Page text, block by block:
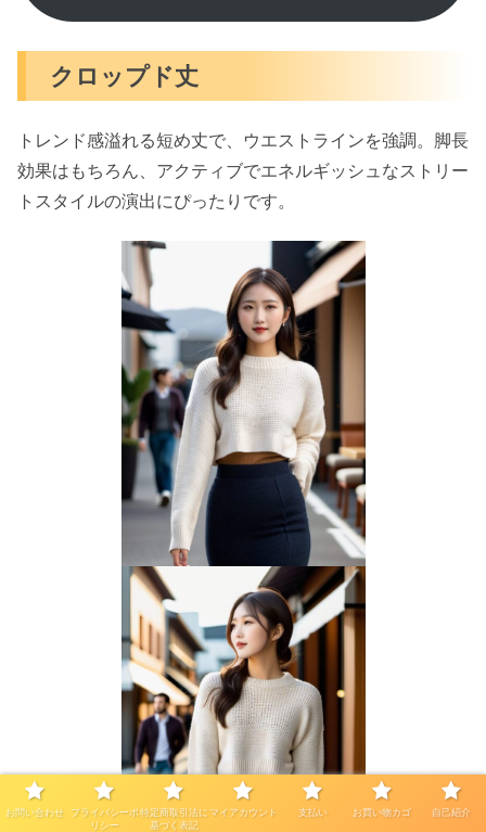
クロップド丈
トレンド感溢れる短め丈で、ウエストラインを強調。脚長
効果はもちろん、アクティブでエネルギッシュなストリー
トスタイルの演出にぴったりです。
お問い合わせ
プライバシーポ
リシー
特定商取引法に
基づく表記
マイアカウント 支払い お買い物カゴ 自己紹介